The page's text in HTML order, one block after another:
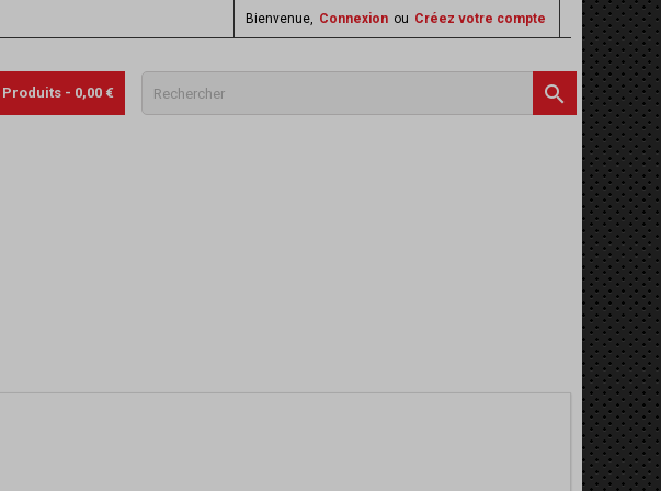
Bienvenue, Connexion ou Créez votre compte

Produits - 0,00 €